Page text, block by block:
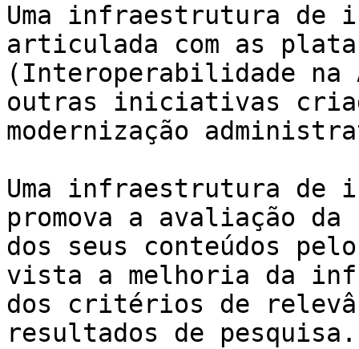
Uma infraestrutura de
articulada com as
(Interoperabilidade na
outras iniciativas
modernização
Uma infraestrutura de
promova a avaliação
dos seus conteúdos
vista a melhoria da
dos critérios de
resultados de pesquisa.